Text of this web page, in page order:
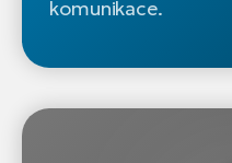
komunikace.